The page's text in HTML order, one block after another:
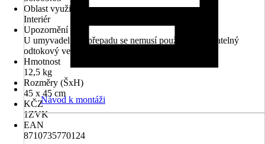
Oblast využití
Interiér
Upozornění
U umyvadel bez přepadu se nemusí používat uzavíratelný
odtokový ventil
Hmotnost
12,5 kg
Rozměry (ŠxH)
45 x 45 cm
KČZ
1ZVK
EAN
8710735770124
Návod k montáži